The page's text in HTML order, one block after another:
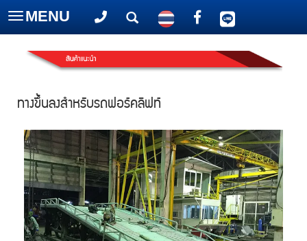
Toggle
navigation
MENU
ทางขึ้นลงสำหรับรถฟอร์คลิฟท์